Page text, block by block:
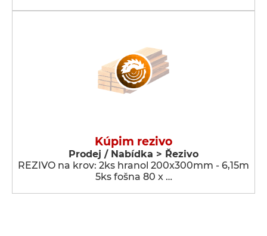
Kúpim rezivo
Prodej / Nabídka > Řezivo
REZIVO na krov: 2ks hranol 200x300mm - 6,15m
5ks fošna 80 x …